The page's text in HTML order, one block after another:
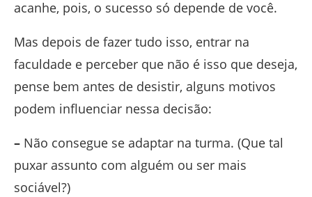
acanhe, pois, o sucesso só depende de você.
Mas depois de fazer tudo isso, entrar na
faculdade e perceber que não é isso que deseja,
pense bem antes de desistir, alguns motivos
podem influenciar nessa decisão:
– Não consegue se adaptar na turma. (Que tal
puxar assunto com alguém ou ser mais
sociável?)